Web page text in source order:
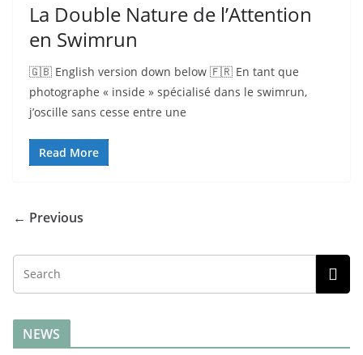
La Double Nature de l’Attention
en Swimrun
🇬🇧 English version down below 🇫🇷 En tant que
photographe « inside » spécialisé dans le swimrun,
j’oscille sans cesse entre une
Read More
← Previous
NEWS